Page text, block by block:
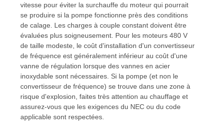
vitesse pour éviter la surchauffe du moteur qui pourrait
se produire si la pompe fonctionne près des conditions
de calage. Les charges à couple constant doivent être
évaluées plus soigneusement. Pour les moteurs 480 V
de taille modeste, le coût d'installation d'un convertisseur
de fréquence est généralement inférieur au coût d'une
vanne de régulation lorsque des vannes en acier
inoxydable sont nécessaires. Si la pompe (et non le
convertisseur de fréquence) se trouve dans une zone à
risque d'explosion, faites très attention au chauffage et
assurez-vous que les exigences du NEC ou du code
applicable sont respectées.